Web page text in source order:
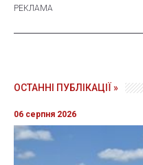
ОСТАННІ ПУБЛІКАЦІЇ »
06 серпня 2026